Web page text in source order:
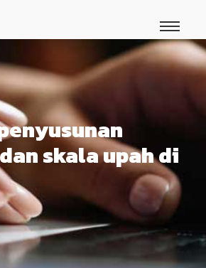
skala upah di